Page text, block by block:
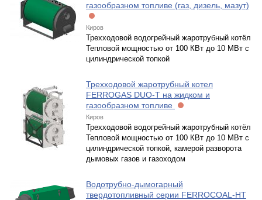
газообразном топливе (газ, дизель, мазут)
Киров
Трехходовой водогрейный жаротрубный котёл
Тепловой мощностью от 100 КВт до 10 МВт с
цилиндрической топкой
Трехходовой жаротрубный котел
FERROGAS DUO-T на жидком и
газообразном топливе
Киров
Трехходовой водогрейный жаротрубный котёл
Тепловой мощностью от 100 КВт до 10 МВт с
цилиндрической топкой, камерой разворота
дымовых газов и газоходом
Водотрубно-дымогарный
твердотопливный серии FERROCOAL-НT